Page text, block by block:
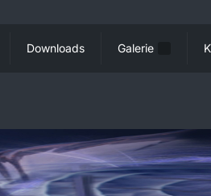
Downloads Galerie